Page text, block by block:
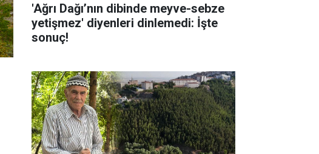
'Ağrı Dağı’nın dibinde meyve-sebze
yetişmez' diyenleri dinlemedi: İşte
sonuç!